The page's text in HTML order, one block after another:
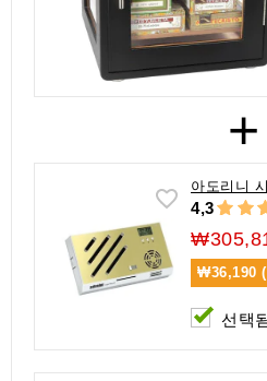
+
아도리니
4,3
₩36,190
선택